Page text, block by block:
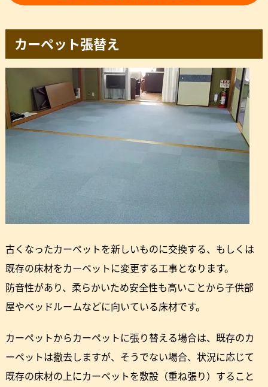
カーペット張替え
古くなったカーペットを新しいものに交換する、もしくは
既存の床材をカーペットに変更する工事となります。
防音性があり、柔らかいため安全性も高いことから子供部
屋やベッドルームなどに向いている床材です。
カーペットからカーペットに張り替える場合は、既存のカ
ーペットは撤去しますが、そうでない場合、状況に応じて
既存の床材の上にカーペットを敷設（重ね張り）すること